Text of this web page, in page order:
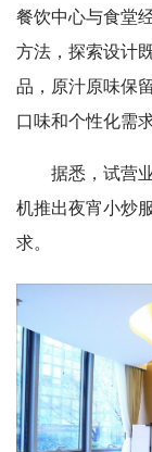
餐饮中心与食堂
方法，探索设计
品，原汁原味保
口味和个性化需求
据悉，试营
机推出夜宵小炒
求。